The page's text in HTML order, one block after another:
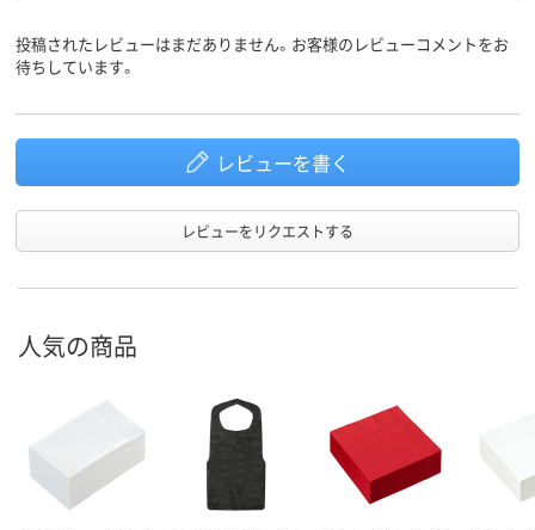
投稿されたレビューはまだありません。お客様のレビューコメントをお
待ちしています。
レビューを書く
レビューをリクエストする
人気の商品